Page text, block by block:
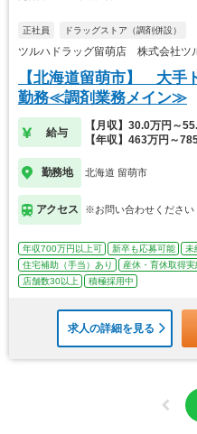
正社員 ドラッグストア（調剤併設）
ツルハドラッグ留萌店 株式会社ツ
【北海道留萌市】 大手
勤務≪調剤業務メイン≫
給与
【月収】30.0万円～
【年収】463万円～
勤務地 北海道 留萌市
アクセス ※お問い合わせください
年収700万円以上可 新卒も応募可能 未
住宅補助（手当）あり
産休・育休取得実
店舗数30以上
積極採用中
求人の詳細を見る